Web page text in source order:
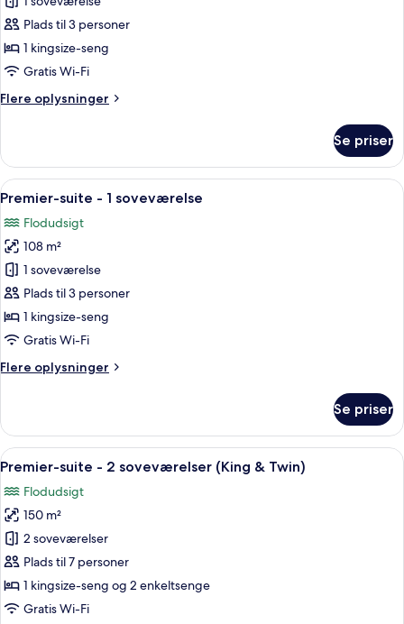
-
Værelse
-
kingsize-
Plads til 3 personer
1 kingsize-seng
Gratis Wi-Fi
Flere oplysninger
Flere
-
Værelse
-
kingsize-
seng
Se priser
Indlæs
alle
billeder
af
Premier-
suite
-
1
Et hotelværelse med en stor seng,
7
Premier-suite - 1 soveværelse
Flodudsigt
108 m²
1 soveværelse
Plads til 3 personer
1 kingsize-seng
Gratis Wi-Fi
Flere oplysninger
Flere
suite
1
Se priser
Indlæs
alle
billeder
af
Premier-
suite
-
2
Et rummeligt hotelværelse med et
8
Premier-suite - 2 soveværelser (King & Twin)
Flodudsigt
150 m²
2 soveværelser
Plads til 7 personer
1 kingsize-seng og 2 enkeltsenge
Gratis Wi-Fi